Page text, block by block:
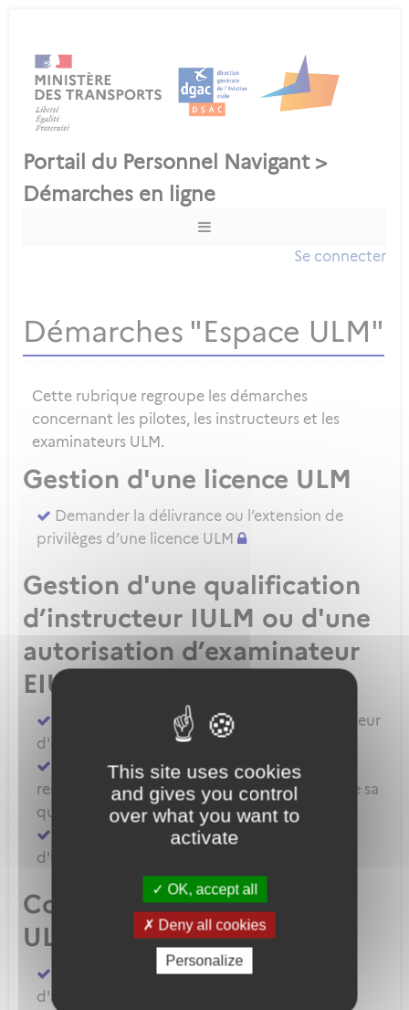
This site uses cookies
and gives you control
over what you want to
activate
OK, accept all
Deny all cookies
Personalize
Se connecter
Démarches "Espace ULM"
Cette rubrique regroupe les démarches
concernant les pilotes, les instructeurs et les
examinateurs ULM.
Gestion d'une licence ULM
Demander la délivrance ou l’extension de
privilèges d’une licence ULM
Gestion d'une qualification
d’instructeur IULM ou d'une
autorisation d’examinateur
EIULM
Attester des prérequis pour devenir formateur
d'instructeur ULM
Demander la délivrance, la prorogation, le
renouvellement ou l'extension de privilèges de sa
qualification IULM
Demander une autorisation d'examinateur
d'instructeur EIULM
Compte rendu d’épreuve
ULM
Compléter un compte rendu d'épreuve
d'aptitude pratique instructeur IULM.